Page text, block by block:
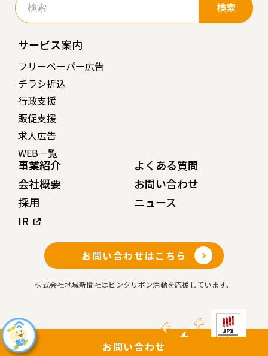
索:
サービス案内
フリーペーパー広告
チラシ折込
行政支援
販促支援
求人広告
WEB一覧
事業紹介
会社概要
採用
IR
よくある質問
お問い合わせ
ニュース
お問い合わせはこちら
株式会社地域新聞社はピンクリボン活動を応援しています。
お問い合わせ